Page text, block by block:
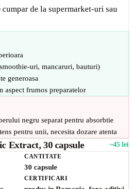
cumpar de la supermarket-uri sau
uri, mancaruri, bauturi)
generoasa
aspect frumos preparatelor
negru separat pentru absorbtie
pentru unii, necesita dozare atenta
Extract, 30 capsule ~45 lei
CANTITATE
30 capsule
CERTIFICARI